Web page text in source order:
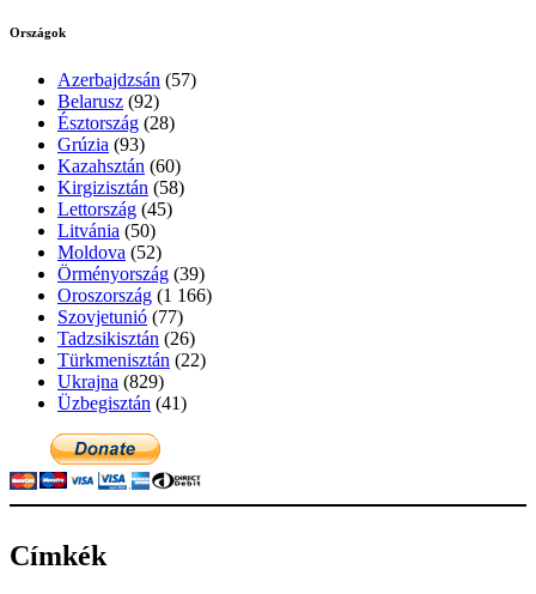
Országok
Azerbajdzsán (57)
Belarusz (92)
Észtország (28)
Grúzia (93)
Kazahsztán (60)
Kirgizisztán (58)
Lettország (45)
Litvánia (50)
Moldova (52)
Örményország (39)
Oroszország (1 166)
Szovjetunió (77)
Tadzsikisztán (26)
Türkmenisztán (22)
Ukrajna (829)
Üzbegisztán (41)
Címkék